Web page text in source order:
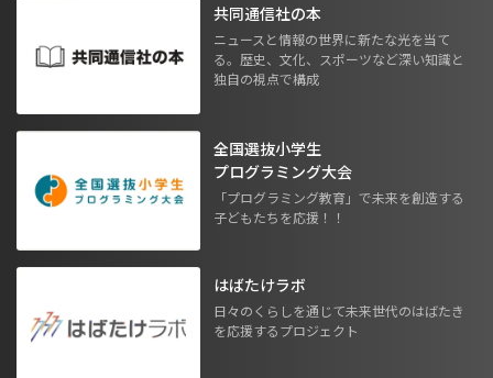
共同通信社の本
ニュースと情報の世界に新たな光を当て
る。歴史、文化、スポーツなど深い知識と
独自の視点で構成
全国選抜小学生
プログラミング大会
「プログラミング教育」で未来を創造する
子どもたちを応援！！
はばたけラボ
日々のくらしを通じて未来世代のはばたき
を応援するプロジェクト